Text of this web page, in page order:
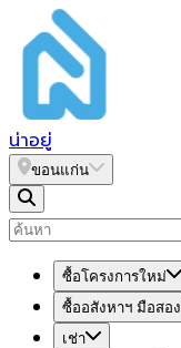
น่าอยู่
ขอนแก่น
ซื้อโครงการใหม่
ซื้ออสังหาฯ มือสอง
เช่า